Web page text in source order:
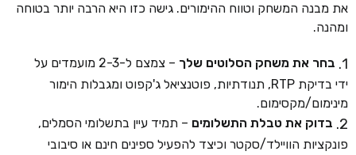
את מבנה המשחק וטווח ההימורים. גישה כזו היא הרבה יותר בטוחה
ומהנה.
בחר את משחק הסלוטים שלך
– צמצם ל-2-3 מועמדים על
ידי בדיקת RTP, תנודתיות, פוטנציאל ג'קפוט ומגבלות הימור
מינימום/מקסימום.
בדוק את טבלת התשלומים – תמיד עיין בתשלומי הסמלים,
פונקציות הוויילד/סקטר וכיצד להפעיל ספינים חינם או סיבובי